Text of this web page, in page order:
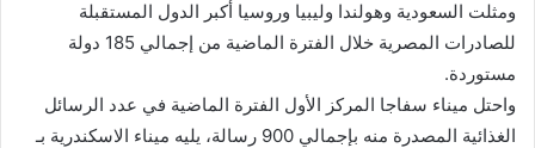
ومثلت السعودية وهولندا وليبيا وروسيا أكبر الدول المستقبلة
للصادرات المصرية خلال الفترة الماضية من إجمالي 185 دولة
مستوردة.
واحتل ميناء سفاجا المركز الأول الفترة الماضية في عدد الرسائل
الغذائية المصدرة منه بإجمالي 900 رسالة، يليه ميناء الاسكندرية بـ